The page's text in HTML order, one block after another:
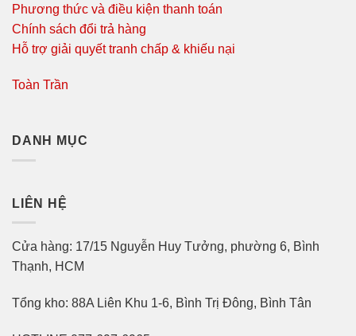
Phương thức và điều kiện thanh toán
Chính sách đổi trả hàng
Hỗ trợ giải quyết tranh chấp & khiếu nại
Toàn Trần
DANH MỤC
LIÊN HỆ
Cửa hàng: 17/15 Nguyễn Huy Tưởng, phường 6, Bình
Thạnh, HCM
Tổng kho: 88A Liên Khu 1-6, Bình Trị Đông, Bình Tân